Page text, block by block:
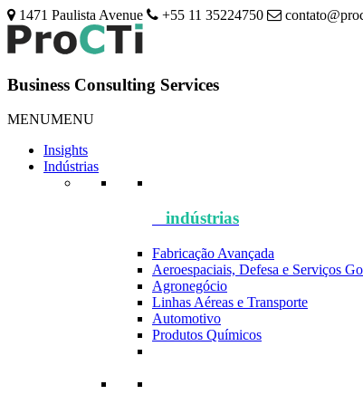
1471 Paulista Avenue +55 11 35224750
Business Consulting Services
MENUMENU
Insights
Indústrias
indústrias
Fabricação Avançada
Aeroespaciais, Defesa e Serviços
Agronegócio
Linhas Aéreas e Transporte
Automotivo
Produtos Químicos